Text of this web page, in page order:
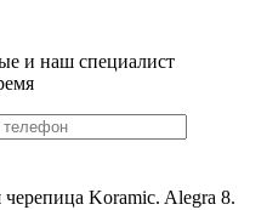
и наш специалист
черепица Koramic. Alegra 8.